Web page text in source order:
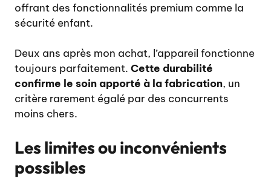
offrant des fonctionnalités premium comme la
sécurité enfant.
Deux ans après mon achat, l’appareil fonctionne
toujours parfaitement. Cette durabilité
confirme le soin apporté à la fabrication, un
critère rarement égalé par des concurrents
moins chers.
Les limites ou inconvénients
possibles